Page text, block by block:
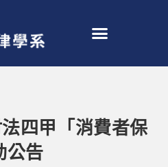
法四甲「消費者保
公告